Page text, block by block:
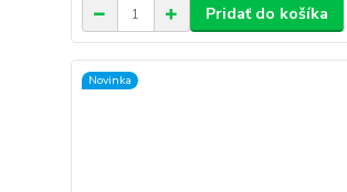
Pridať do košíka
Novinka